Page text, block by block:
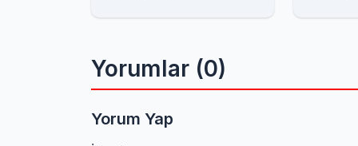
Vermedi!
Yorumlar (0)
Yorum Yap